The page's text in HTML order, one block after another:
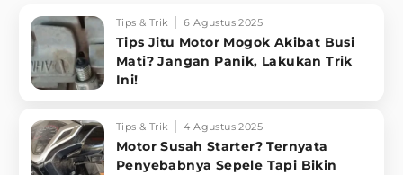
Tips & Trik 6 Agustus 2025
Tips Jitu Motor Mogok Akibat Busi
Mati? Jangan Panik, Lakukan Trik
Ini!
Tips & Trik 4 Agustus 2025
Motor Susah Starter? Ternyata
Penyebabnya Sepele Tapi Bikin